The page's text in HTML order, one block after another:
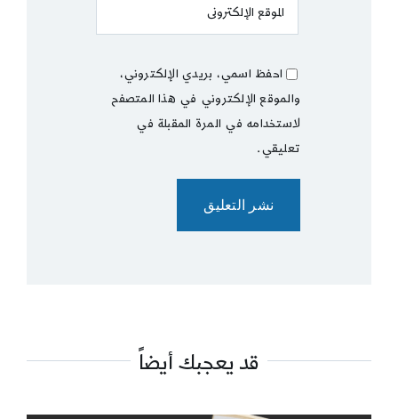
احفظ اسمي، بريدي الإلكتروني،
والموقع الإلكتروني في هذا المتصفح
لاستخدامه في المرة المقبلة في
تعليقي.
قد يعجبك أيضاً